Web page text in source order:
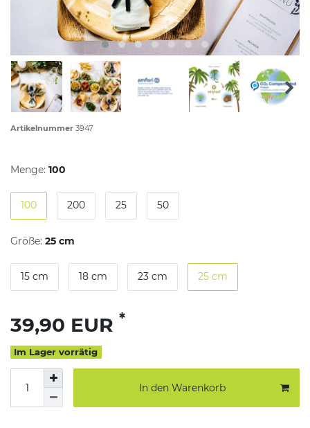
Artikelnummer 3947
Menge: 100
100 200 25 50
Größe: 25 cm
15 cm 18 cm 23 cm 25 cm
39,90 EUR *
Im Lager vorrätig
In den Warenkorb